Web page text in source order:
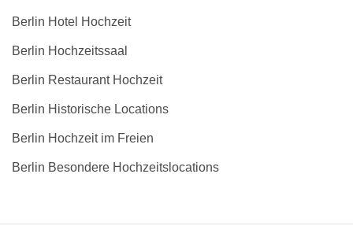
Berlin Hotel Hochzeit
Berlin Hochzeitssaal
Berlin Restaurant Hochzeit
Berlin Historische Locations
Berlin Hochzeit im Freien
Berlin Besondere Hochzeitslocations